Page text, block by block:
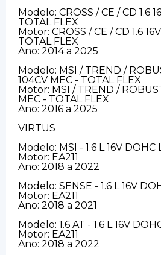
Modelo: CROSS / CE / CD 1.6
TOTAL FLEX
Motor: CROSS / CE / CD 1.6
TOTAL FLEX
Ano: 2014 a 2025
Modelo: MSI / TREND /
104CV MEC - TOTAL FLEX
Motor: MSI / TREND /
MEC - TOTAL FLEX
Ano: 2016 a 2025
VIRTUS
Modelo: MSI - 1.6 L 16V DOHC
Motor: EA211
Ano: 2018 a 2022
Modelo: SENSE - 1.6 L 16V
Motor: EA211
Ano: 2018 a 2021
Modelo: 1.6 AT - 1.6 L 16V
Motor: EA211
Ano: 2018 a 2022